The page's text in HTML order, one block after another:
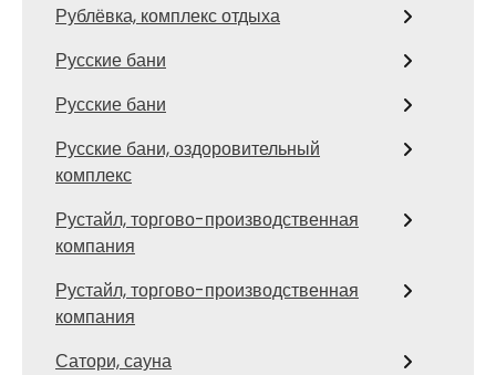
Рублёвка, комплекс отдыха
Русские бани
Русские бани
Русские бани, оздоровительный
комплекс
Рустайл, торгово-производственная
компания
Рустайл, торгово-производственная
компания
Сатори, сауна